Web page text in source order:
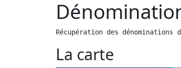
Récupération des dénominations
La carte